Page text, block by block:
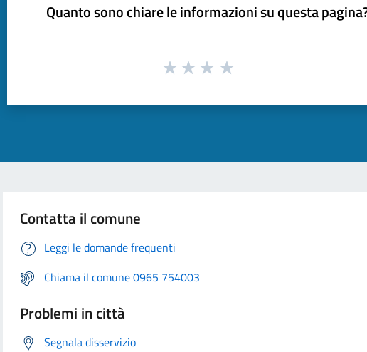
Quanto sono chiare le informazioni su questa
Contatta il comune
Leggi le domande frequenti
Chiama il comune 0965 754003
Problemi in città
Segnala disservizio